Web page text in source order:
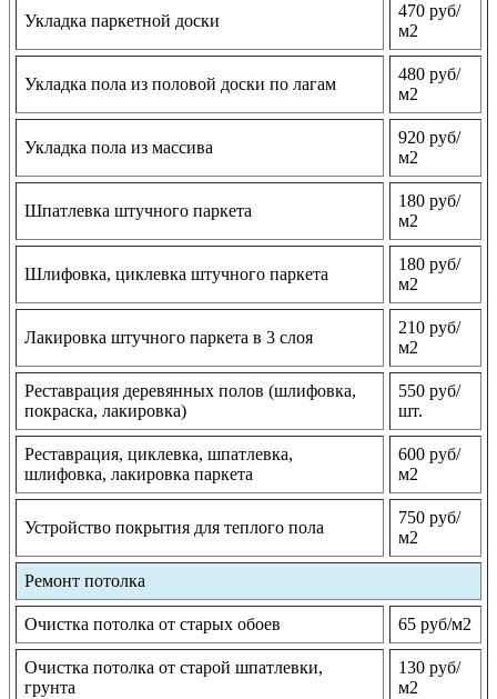
Укладка паркетной доски
470 руб/
м2
Укладка пола из половой доски по лагам
480 руб/
м2
Укладка пола из массива
920 руб/
м2
Шпатлевка штучного паркета
180 руб/
м2
Шлифовка, циклевка штучного паркета
180 руб/
м2
Лакировка штучного паркета в 3 слоя
210 руб/
м2
Реставрация деревянных полов (шлифовка,
покраска, лакировка)
550 руб/
шт.
Реставрация, циклевка, шпатлевка,
шлифовка, лакировка паркета
600 руб/
м2
Устройство покрытия для теплого пола
750 руб/
м2
Ремонт потолка
Очистка потолка от старых обоев 65 руб/м2
Очистка потолка от старой шпатлевки,
грунта
130 руб/
м2